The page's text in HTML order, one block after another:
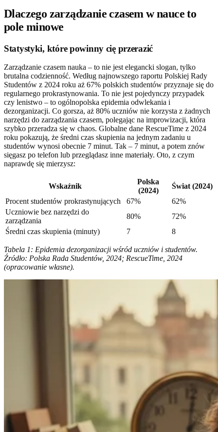
Dlaczego zarządzanie czasem w nauce to
pole minowe
Statystyki, które powinny cię przerazić
Zarządzanie czasem nauka – to nie jest elegancki slogan, tylko
brutalna codzienność. Według najnowszego raportu Polskiej Rady
Studentów z 2024 roku aż 67% polskich studentów przyznaje się do
regularnego prokrastynowania. To nie jest pojedynczy przypadek
czy lenistwo – to ogólnopolska epidemia odwlekania i
dezorganizacji. Co gorsza, aż 80% uczniów nie korzysta z żadnych
narzędzi do zarządzania czasem, polegając na improwizacji, która
szybko przeradza się w chaos. Globalne dane RescueTime z 2024
roku pokazują, że średni czas skupienia na jednym zadaniu u
studentów wynosi obecnie 7 minut. Tak – 7 minut, a potem znów
sięgasz po telefon lub przeglądasz inne materiały. Oto, z czym
naprawdę się mierzysz:
Wskaźnik
Polska
(2024)
Świat (2024)
Procent studentów prokrastynujących
67%
62%
Uczniowie bez narzędzi do
zarządzania
80%
72%
Średni czas skupienia (minuty)
7 8
Tabela 1: Epidemia dezorganizacji wśród uczniów i studentów.
Źródło: Polska Rada Studentów, 2024; RescueTime, 2024
(opracowanie własne).